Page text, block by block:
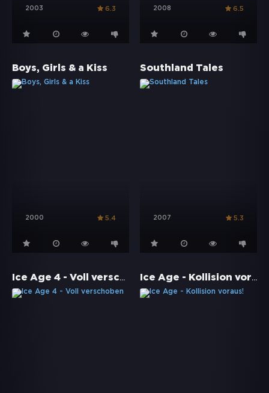
2003 6.3 2008 6.5
Boys, Girls & a Kiss
2000 5.4
Southland Tales
2007 5.3
Ice Age 4 - Voll verschoben Ice Age - Kollision voraus!